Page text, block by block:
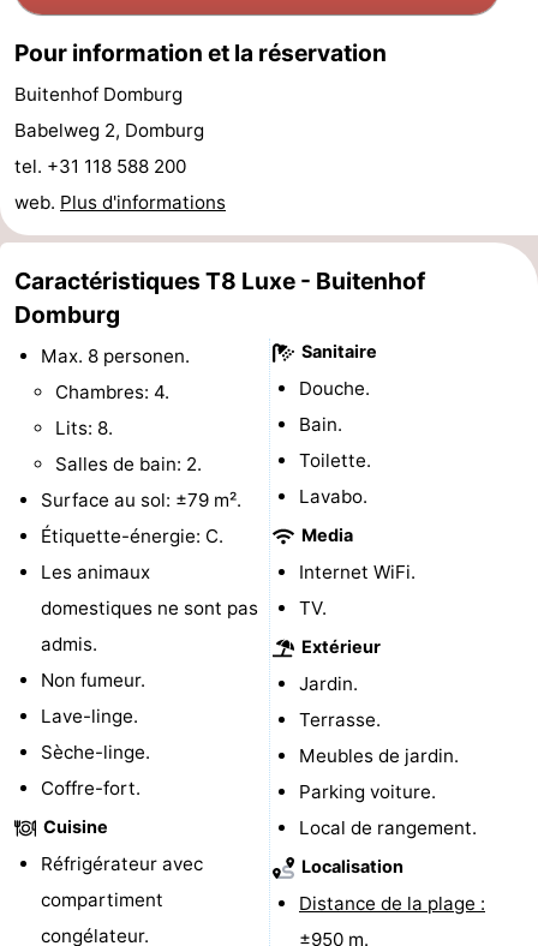
Manèges
-
Terrains
de
golf
-
Peche
Sportive
-
Equitation
Conduite
de
l'anneau
Boire
et
Événements
Forum
-
Stationnement
Adresses
Médicales
Région
Schouwen-
Renesse
-
Brouwershaven
Bruinisse
Pour information et la réservation
Buitenhof Domburg
Babelweg 2, Domburg
tel. +31 118 588 200
web. Plus d'informations
Caractéristiques T8 Luxe - Buitenhof
Domburg
Max. 8 personen.
Chambres: 4.
Lits: 8.
Salles de bain: 2.
Surface au sol: ±79 m².
Étiquette-énergie: C.
Les animaux
domestiques ne sont pas
admis.
Non fumeur.
Lave-linge.
Sèche-linge.
Coffre-fort.
Cuisine
Réfrigérateur avec
compartiment
congélateur.
Sanitaire
Douche.
Bain.
Toilette.
Lavabo.
Media
Internet WiFi.
TV.
Extérieur
Jardin.
Terrasse.
Meubles de jardin.
Parking voiture.
Local de rangement.
Localisation
Distance de la plage :
±950 m.